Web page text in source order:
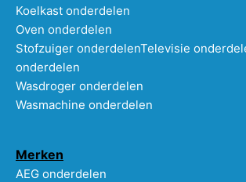
Koelkast onderdelen
Oven onderdelen
Stofzuiger onderdelenTelevisie
onderdelen
Wasdroger onderdelen
Wasmachine onderdelen
Merken
AEG onderdelen